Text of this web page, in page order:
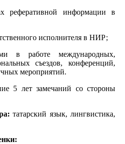
реферативной информации в
исполнителя в НИР;
в работе международных,
съездов, конференций,
мероприятий.
5 лет замечаний со стороны
татарский язык, лингвистика,